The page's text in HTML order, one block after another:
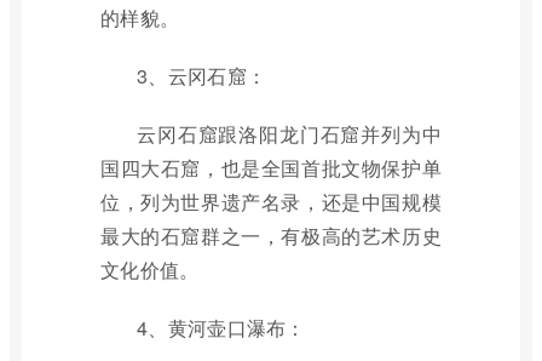
的样貌。
3、云冈石窟：
云冈石窟跟洛阳龙门石窟并列为中
国四大石窟，也是全国首批文物保护单
位，列为世界遗产名录，还是中国规模
最大的石窟群之一，有极高的艺术历史
文化价值。
4、黄河壶口瀑布：